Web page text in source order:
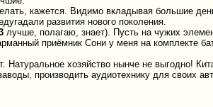
кажется. Видимо вкладывая большие
развития нового поколения.
лучше, полагаю, знает). Пусть на чужих
приёмник Сони у меня на комплекте
Натуральное хозяйство нынче не выгодно!
производить аудиотехнику для своих